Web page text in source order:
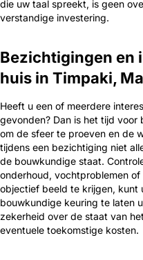
die uw taal spreekt, is geen
verstandige investering.
Bezichtigingen en
huis in Timpaki,
Heeft u een of meerdere
gevonden? Dan is het tijd
om de sfeer te proeven en de
tijdens een bezichtiging niet
de bouwkundige staat.
onderhoud, vochtproblemen
objectief beeld te krijgen, kunt
bouwkundige keuring te laten
zekerheid over de staat van
eventuele toekomstige kosten.